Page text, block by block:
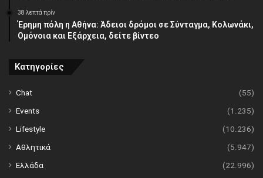
38 λεπτά πρίν
Έρημη πόλη η Αθήνα: Άδειοι δρόμοι σε Σύνταγμα, Κολωνάκι,
Ομόνοια και Εξάρχεια, δείτε βίντεο
Κατηγορίες
Chat
(55)
Events
(1.235)
Lifestyle
(10.236)
Αθλητικά
(5.947)
Ελλάδα
(22.996)